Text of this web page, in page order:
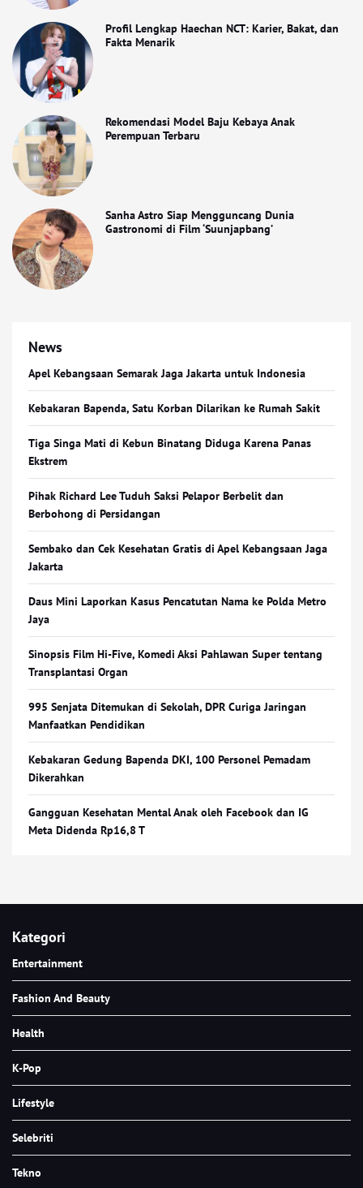
Profil Lengkap Haechan NCT: Karier, Bakat, dan
Fakta Menarik
Rekomendasi Model Baju Kebaya Anak
Perempuan Terbaru
Sanha Astro Siap Mengguncang Dunia
Gastronomi di Film ‘Suunjapbang’
News
Apel Kebangsaan Semarak Jaga Jakarta untuk Indonesia
Kebakaran Bapenda, Satu Korban Dilarikan ke Rumah Sakit
Tiga Singa Mati di Kebun Binatang Diduga Karena Panas
Ekstrem
Pihak Richard Lee Tuduh Saksi Pelapor Berbelit dan
Berbohong di Persidangan
Sembako dan Cek Kesehatan Gratis di Apel Kebangsaan Jaga
Jakarta
Daus Mini Laporkan Kasus Pencatutan Nama ke Polda Metro
Jaya
Sinopsis Film Hi-Five, Komedi Aksi Pahlawan Super tentang
Transplantasi Organ
995 Senjata Ditemukan di Sekolah, DPR Curiga Jaringan
Manfaatkan Pendidikan
Kebakaran Gedung Bapenda DKI, 100 Personel Pemadam
Dikerahkan
Gangguan Kesehatan Mental Anak oleh Facebook dan IG
Meta Didenda Rp16,8 T
Kategori
Entertainment
Fashion And Beauty
Health
K-Pop
Lifestyle
Selebriti
Tekno